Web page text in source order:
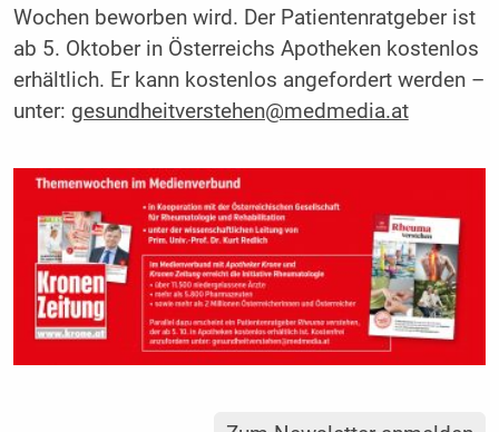
Wochen beworben wird. Der Patientenratgeber ist
ab 5. Oktober in Österreichs Apotheken kostenlos
erhältlich. Er kann kostenlos angefordert werden –
unter: gesundheitverstehen@medmedia.at